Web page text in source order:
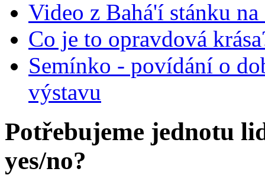
Video z Bahá'í stánku
Co je to opravdová
Semínko - povídání o
výstavu
Potřebujeme jednotu
yes/no?